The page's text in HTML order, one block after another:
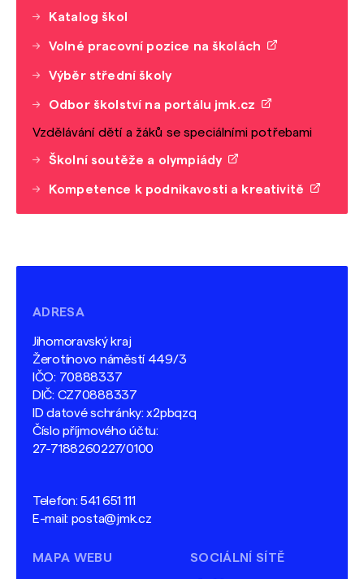
Katalog škol
Volné pracovní pozice na školách
Výběr střední školy
Odbor školství na portálu jmk.cz
Vzdělávání dětí a žáků se speciálními potřebami
Školní soutěže a olympiády
Kompetence k podnikavosti a kreativitě
ADRESA
Jihomoravský kraj
Žerotínovo náměstí 449/3
IČO: 70888337
DIČ: CZ70888337
ID datové schránky: x2pbqzq
Číslo příjmového účtu:
27-7188260227/0100
Telefon:541 651 111
E-mail: posta@jmk.cz
MAPA WEBU SOCIÁLNÍ SÍTĚ